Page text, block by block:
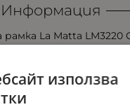
Информация
La Matta LM3220
които добавят
модел с
използва